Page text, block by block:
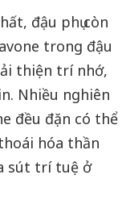
đậu phụ còn
trong đậu
thiện trí nhớ,
Nhiều nghiên
đều đặn có thể
hóa thần
sút trí tuệ ở